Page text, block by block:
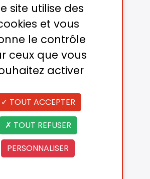
site utilise des
et vous
le contrôle
ceux que vous
activer
TOUT ACCEPTER
TOUT REFUSER
PERSONNALISER